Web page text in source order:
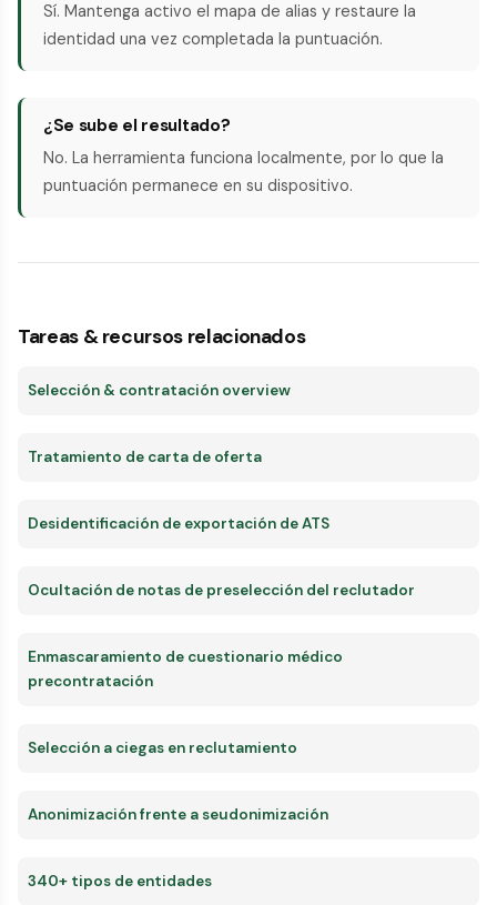
Sí. Mantenga activo el mapa de alias y restaure la
identidad una vez completada la puntuación.
¿Se sube el resultado?
No. La herramienta funciona localmente, por lo que la
puntuación permanece en su dispositivo.
Tareas & recursos relacionados
Selección & contratación overview
Tratamiento de carta de oferta
Desidentificación de exportación de ATS
Ocultación de notas de preselección del reclutador
Enmascaramiento de cuestionario médico
precontratación
Selección a ciegas en reclutamiento
Anonimización frente a seudonimización
340+ tipos de entidades